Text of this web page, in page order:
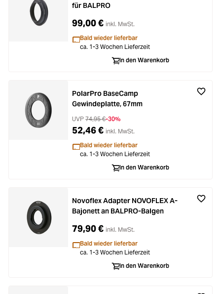
für BALPRO
99,00 € inkl. MwSt.
Bald wieder lieferbar
ca. 1-3 Wochen Lieferzeit
In den Warenkorb
PolarPro BaseCamp
Gewindeplatte, 67mm
UVP 74,95 €-30%
52,46 € inkl. MwSt.
Bald wieder lieferbar
ca. 1-3 Wochen Lieferzeit
In den Warenkorb
Novoflex Adapter NOVOFLEX A-
Bajonett an BALPRO-Balgen
79,90 € inkl. MwSt.
Bald wieder lieferbar
ca. 1-3 Wochen Lieferzeit
In den Warenkorb